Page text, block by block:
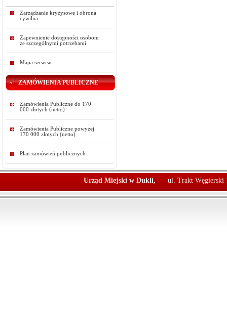
Zarządzanie kryzysowe i obrona
cywilna
Zapewnienie dostępności osobom
ze szczególnymi potrzebami
Mapa serwisu
ZAMÓWIENIA PUBLICZNE
Zamówienia Publiczne do 170
000 złotych (netto)
Zamówienia Publiczne powyżej
170 000 złotych (netto)
Plan zamówień publicznych
Urząd Miejski w Dukli, ul. Trakt Węgierski